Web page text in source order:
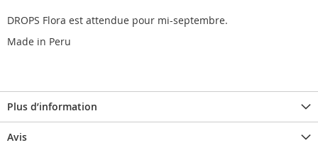
DROPS Flora est attendue pour mi-septembre.
Made in Peru
Plus d’information
Avis